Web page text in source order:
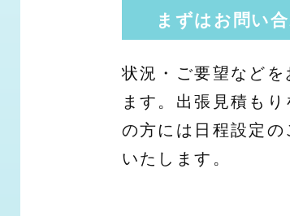
まずはお問い
状況・ご要望などを
ます。出張見積もり
の方には日程設定の
いたします。